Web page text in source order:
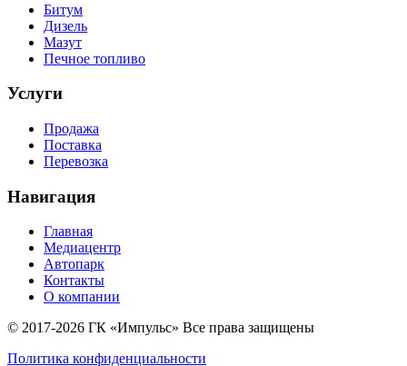
Битум
Дизель
Мазут
Печное топливо
Услуги
Продажа
Поставка
Перевозка
Навигация
Главная
Медиацентр
Автопарк
Контакты
О компании
© 2017-2026 ГК «Импульс» Все права защищены
Политика конфиденциальности